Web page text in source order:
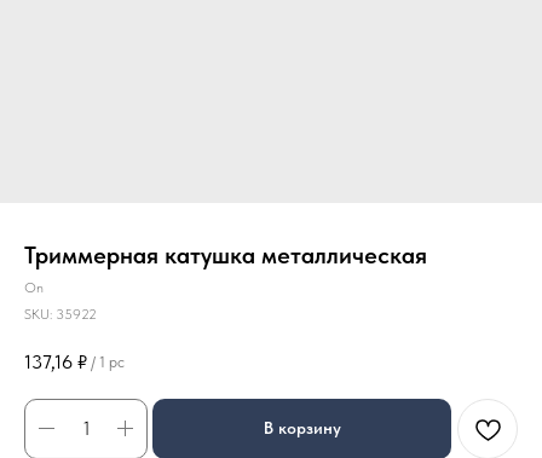
Триммерная катушка металлическая
On
SKU: 35922
137,16 ₽ / 1 pc
В корзину